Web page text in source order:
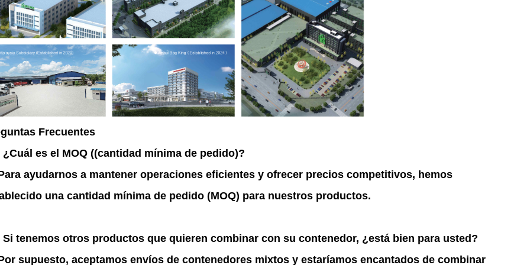
Frecuentes
¿Cuál es el MOQ ((cantidad mínima de pedido)?
ayudarnos a mantener operaciones eficientes y ofrecer precios competitivos, hemos
una cantidad mínima de pedido (MOQ) para nuestros productos.
Si tenemos otros productos que quieren combinar con su contenedor, ¿está bien para usted?
supuesto, aceptamos envíos de contenedores mixtos y estaríamos encantados de combinar